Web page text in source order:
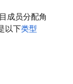
成员分配角
以下类型